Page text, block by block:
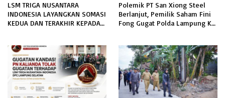
LSM TRIGA NUSANTARA
INDONESIA LAYANGKAN SOMASI
KEDUA DAN TERAKHIR KEPADA
INFORMASI PUBLIK
Polemik PT San Xiong Steel
Berlanjut, Pemilik Saham Fini
Fong Gugat Polda Lampung Ke